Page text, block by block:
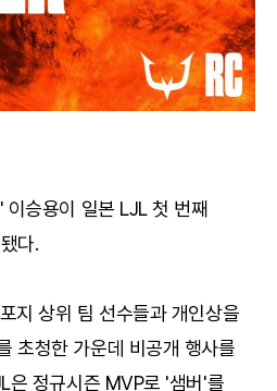
승용이 일본 LJL 첫 번째
다.
지 상위 팀 선수들과 개인상을
초청한 가운데 비공개 행사를
은 정규시즌 MVP로 '샘버'를